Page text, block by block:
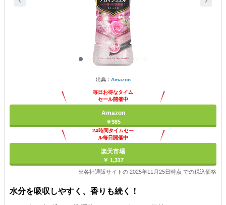
出典： Amazon
毎日お得なタイム
セール開催中
Amazon
￥985
24時間タイムセー
ル毎日開催中
楽天市場
￥ 1,317
※各社通販サイトの 2025年11月25日時点 での税込価格
水分を吸収しやすく、香りも続く！